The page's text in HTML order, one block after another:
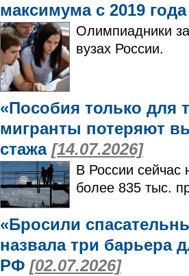
максимума с 2019
Олимпиадники
вузах России.
«Пособия только для
мигранты потеряют
стажа [14.07.2026]
В России сейчас
более 835 тыс.
«Бросили
назвала три барьера
РФ [02.07.2026]